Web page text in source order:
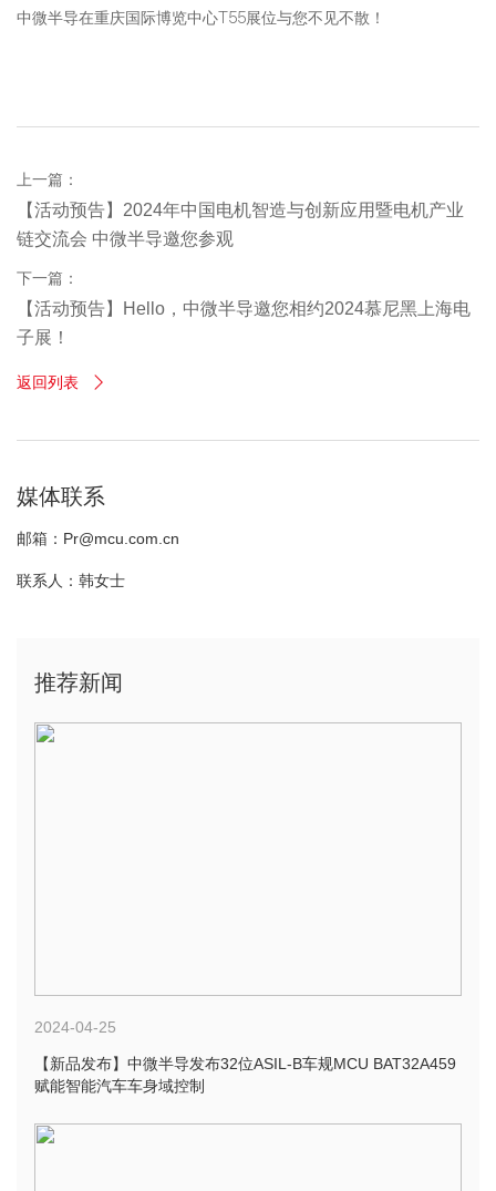
中微半导在重庆国际博览中心T55展位与您不见不散！
上一篇：
【活动预告】2024年中国电机智造与创新应用暨电机产业
链交流会 中微半导邀您参观
下一篇：
【活动预告】Hello，中微半导邀您相约2024慕尼黑上海电
子展！
返回列表 
媒体联系
邮箱：Pr@mcu.com.cn
联系人：韩女士
推荐新闻
2024-04-25
【新品发布】中微半导发布32位ASIL-B车规MCU BAT32A459
赋能智能汽车车身域控制